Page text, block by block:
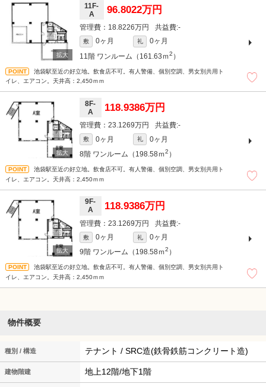
11F-
A
96.8022万円
18.8226万円 -
敷 0ヶ月 礼
0ヶ月
11階 ワンルーム（161.63ｍ2 ）
池袋駅至近の好立地。飲食店不可。有人警備、個別空調、男女別共用ト
イレ、エアコン。天井高：2,450ｍｍ
8F-
A
118.9386万円
23.1269万円 -
敷 0ヶ月 礼
0ヶ月
8階 ワンルーム（198.58ｍ2 ）
池袋駅至近の好立地。飲食店不可。有人警備、個別空調、男女別共用ト
イレ、エアコン。天井高：2,450ｍｍ
9F-
A
118.9386万円
23.1269万円 -
敷 0ヶ月 礼
0ヶ月
9階 ワンルーム（198.58ｍ2 ）
池袋駅至近の好立地。飲食店不可。有人警備、個別空調、男女別共用ト
イレ、エアコン。天井高：2,450ｍｍ
物件概要
種別 / 構造 テナント / SRC造(鉄骨鉄筋コンクリート造)
建物階建 地上12階/地下1階